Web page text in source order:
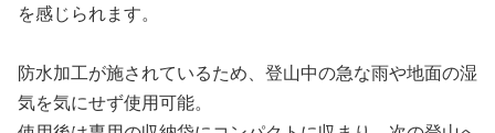
を感じられます。
防水加工が施されているため、登山中の急な雨や地面の湿
気を気にせず使用可能。